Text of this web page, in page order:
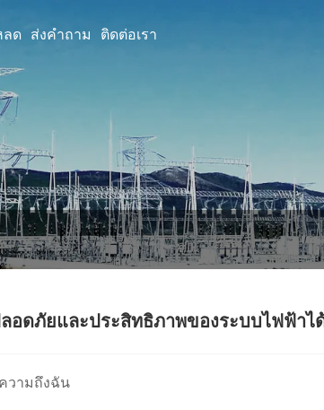
ลด ส่งคำถาม ติดต่อเรา
อดภัยและประสิทธิภาพของระบบไฟฟ้าไ
วามถึงฉัน